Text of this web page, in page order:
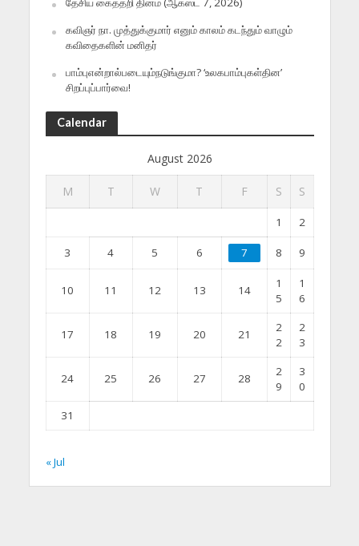
கவிஞர் நா. முத்துக்குமார் எனும் காலம் கடந்தும் வாழும்
கவிதைகளின் மனிதர்
பாம்புஎன்றால்படையும்நடுங்குமா? ‘உலகபாம்புகள்தின’
சிறப்புப்பார்வை!
Calendar
August 2026
M T W T F S S
1 2
3 4 5 6 7 8 9
10 11 12 13 14
1
5
1
6
17 18 19 20 21
2
2
2
3
24 25 26 27 28
2
9
3
0
31
« Jul